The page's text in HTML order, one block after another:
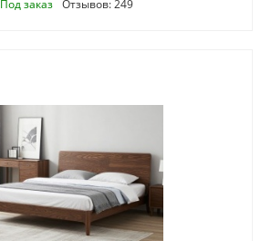
Под заказ Отзывов: 249